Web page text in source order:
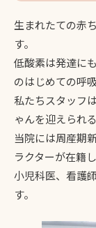
生まれたての赤
す。
低酸素は発達に
のはじめての呼
私たちスタッフ
ゃんを迎えられ
当院には周産期
ラクターが在籍
小児科医、看護
す。